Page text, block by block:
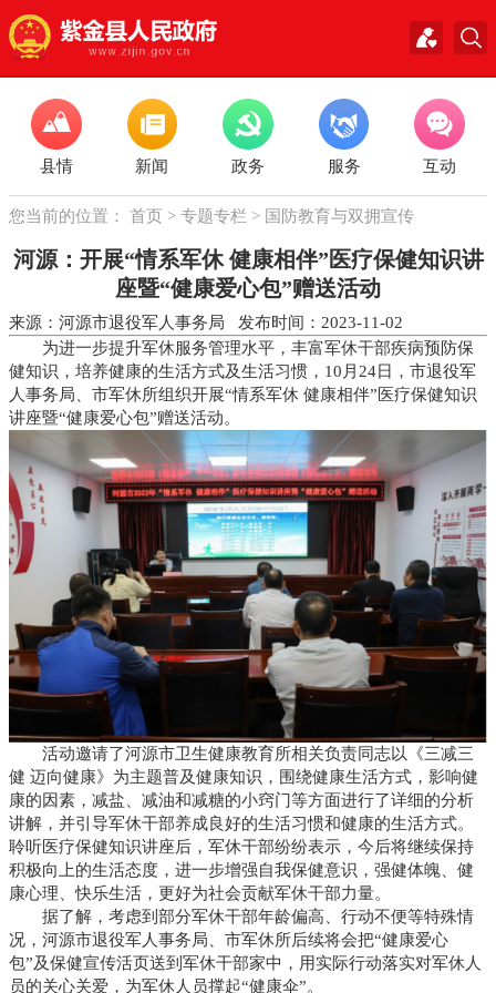
县情 新闻 政务 服务 互动
您当前的位置： 首页 > 专题专栏 > 国防教育与双拥宣传
河源：开展“情系军休 健康相伴”医疗保健知识讲
座暨“健康爱心包”赠送活动
来源：河源市退役军人事务局 发布时间：2023-11-02
为进一步提升军休服务管理水平，丰富军休干部疾病预防保
健知识，培养健康的生活方式及生活习惯，10月24日，市退役军
人事务局、市军休所组织开展“情系军休 健康相伴”医疗保健知识
讲座暨“健康爱心包”赠送活动。
活动邀请了河源市卫生健康教育所相关负责同志以《三减三
健 迈向健康》为主题普及健康知识，围绕健康生活方式，影响健
康的因素，减盐、减油和减糖的小窍门等方面进行了详细的分析
讲解，并引导军休干部养成良好的生活习惯和健康的生活方式。
聆听医疗保健知识讲座后，军休干部纷纷表示，今后将继续保持
积极向上的生活态度，进一步增强自我保健意识，强健体魄、健
康心理、快乐生活，更好为社会贡献军休干部力量。
据了解，考虑到部分军休干部年龄偏高、行动不便等特殊情
况，河源市退役军人事务局、市军休所后续将会把“健康爱心
包”及保健宣传活页送到军休干部家中，用实际行动落实对军休人
员的关心关爱，为军休人员撑起“健康伞”。